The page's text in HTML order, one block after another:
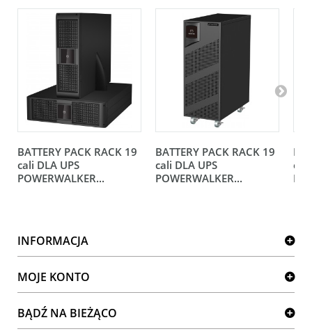
BATTERY PACK RACK 19
cali DLA UPS
POWERWALKER...
BATTERY PACK RACK 19
cali DLA UPS
POWERWALKER...
cali
INFORMACJA
MOJE KONTO
BĄDŹ NA BIEŻĄCO